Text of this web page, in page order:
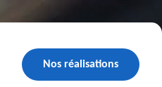
Nos réalisations